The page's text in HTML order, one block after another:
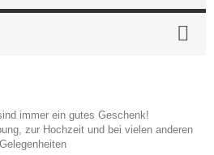
immer ein gutes Geschenk!
zur Hochzeit und bei vielen anderen
Gelegenheiten